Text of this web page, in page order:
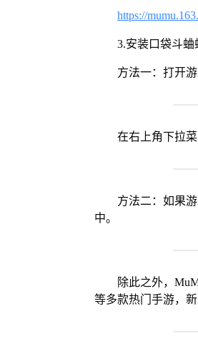
https://
3.安装口袋斗蛐
方法一：打开
在右上角下拉
方法二：如果
中。
除此之外，
等多款热门手游，